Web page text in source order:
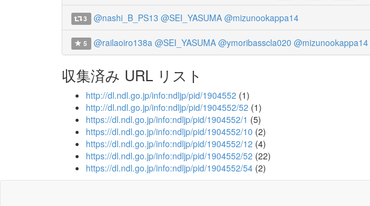
3 @nashi_B_PS13 @SEI_YASUMA @mizunookappa14
5 @railaoiro138a @SEI_YASUMA @ymoribasscla020 @mizunookappa14
収集済み URL リスト
http://dl.ndl.go.jp/info:ndljp/pid/1904552 (1)
http://dl.ndl.go.jp/info:ndljp/pid/1904552/52 (1)
https://dl.ndl.go.jp/info:ndljp/pid/1904552/1 (5)
https://dl.ndl.go.jp/info:ndljp/pid/1904552/10 (2)
https://dl.ndl.go.jp/info:ndljp/pid/1904552/12 (4)
https://dl.ndl.go.jp/info:ndljp/pid/1904552/52 (22)
https://dl.ndl.go.jp/info:ndljp/pid/1904552/54 (2)